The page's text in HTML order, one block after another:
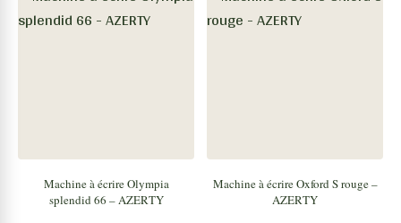
Machine à écrire Olympia
splendid 66 – AZERTY
Machine à écrire Oxford S rouge –
AZERTY